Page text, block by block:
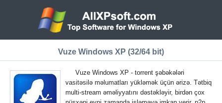
Vuze Windows XP (32/64 bit)
Vuze Windows XP - torrent şəbəkələri
vasitəsilə məlumatları yükləmək üçün ərizə. Tətbiq
multi-stream əməliyyatını dəstəkləyir, birdən çox